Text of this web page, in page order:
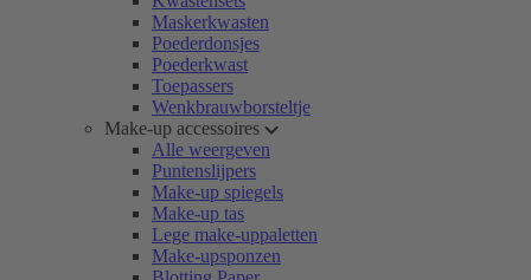
Maskerkwasten
Poederdonsjes
Poederkwast
Toepassers
Wenkbrauwborsteltje
Make-up accessoires
Alle weergeven
Puntenslijpers
Make-up spiegels
Make-up tas
Lege make-uppaletten
Make-upsponzen